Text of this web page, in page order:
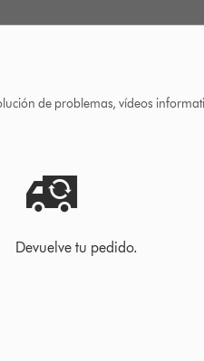
de problemas, vídeos
Devuelve tu pedido.